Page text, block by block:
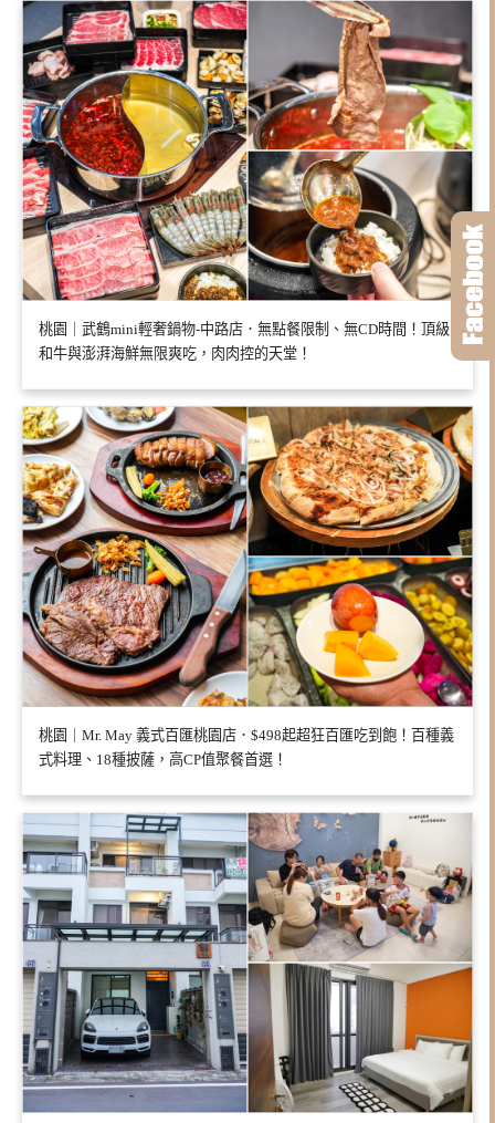
桃園｜武鶴mini輕奢鍋物-中路店．無點餐限制、無CD時間！頂級
和牛與澎湃海鮮無限爽吃，肉肉控的天堂！
桃園｜Mr. May 義式百匯桃園店．$498起超狂百匯吃到飽！百種義
式料理、18種披薩，高CP值聚餐首選！